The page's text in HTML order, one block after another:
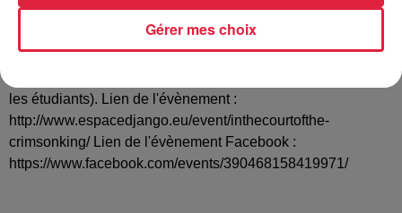
oeuvre, via la faculté de Strasbourg qui tend à devenir un
acteur incontournable de la diffusion du savoir et de la
culture dans la région Grand Est. Réservation:
les étudiants). Lien de l'évènement :
http://www.espacedjango.eu/event/inthecourtofthe-
crimsonking/ Lien de l'évènement Facebook :
https://www.facebook.com/events/390468158419971/
Gérer mes choix